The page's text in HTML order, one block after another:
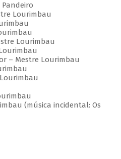
Lourimbau
Lourimbau
– Mestre Lourimbau
(música incidental: Os